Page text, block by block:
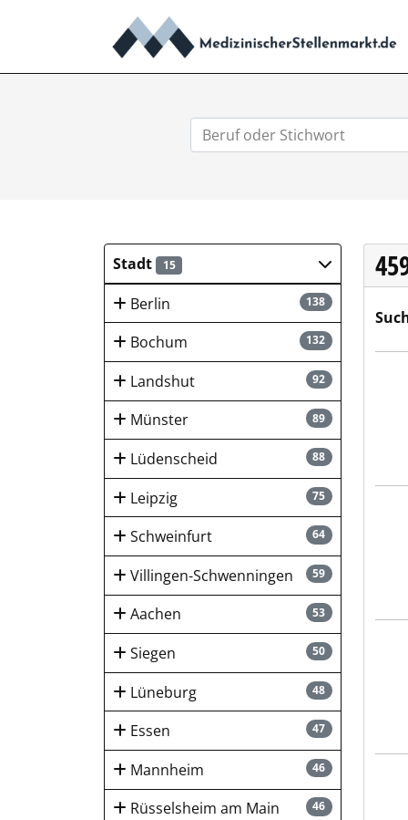
Stadt 15
138
Berlin
132
Bochum
92
Landshut
89
Münster
88
Lüdenscheid
75
Leipzig
64
Schweinfurt
59
Villingen-Schwenningen
53
Aachen
50
Siegen
48
Lüneburg
47
Essen
46
Mannheim
46
Rüsselsheim am Main